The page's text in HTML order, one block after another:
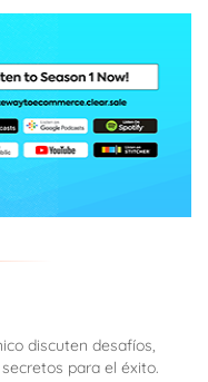
discuten desafíos,
para el éxito.